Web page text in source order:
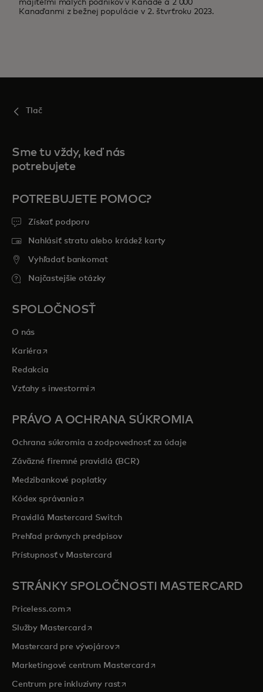
majiteľmi malých podnikov v Kanade a 2 000
Kanaďanmi z bežnej populácie v 2. štvrťroku 2023.
Tlač
Sme tu vždy, keď nás
potrebujete
POTREBUJETE POMOC?
Získať podporu
Nahlásiť stratu alebo krádež karty
Vyhľadať bankomat
Najčastejšie otázky
SPOLOČNOSŤ
O nás
Kariéra opens in a new tab
Redakcia
Vzťahy s investormi opens in a new tab
PRÁVO A OCHRANA SÚKROMIA
Ochrana súkromia a zodpovednosť za údaje
Záväzné firemné pravidlá (BCR)
Medzibankové poplatky
Kódex správaniaopens in a new tab
Pravidlá Mastercard Switch
Prehľad právnych predpisov
Prístupnosť v Mastercard
STRÁNKY SPOLOČNOSTI MASTERCARD
Priceless.com opens in a new tab
Služby Mastercardopens in a new tab
Mastercard pre vývojárovopens in a new tab
Marketingové centrum Mastercardopens in a new tab
Centrum pre inkluzívny rastopens in a new tab